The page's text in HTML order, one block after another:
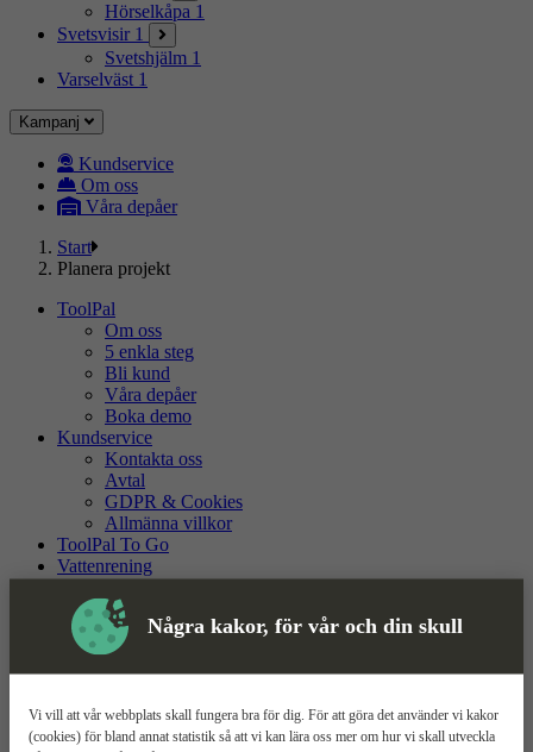
Några kakor, för vår och din skull
Vi vill att vår webbplats skall fungera bra för dig. För att göra det använder vi kakor
(cookies) för bland annat statistik så att vi kan lära oss mer om hur vi skall utveckla
Hörselkåpa 1
Svetsvisir 1
Svetshjälm 1
Varselväst 1
Kampanj
Kundservice
Om oss
Våra depåer
Start
Planera projekt
ToolPal
Om oss
5 enkla steg
Bli kund
Våra depåer
Boka demo
Kundservice
Kontakta oss
Avtal
GDPR & Cookies
Allmänna villkor
ToolPal To Go
Vattenrening
Planera projekt
Få full koll på vilka maskiner du beställer eller planera i förtid och